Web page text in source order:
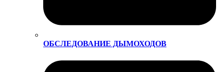
ОБСЛЕДОВАНИЕ ДЫМОХОДОВ